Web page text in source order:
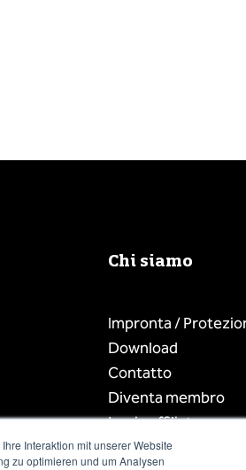
Interaktion mit unserer Website
zu optimieren und um Analysen
Chi siamo
Impronta /
Download
Contatto
Diventa membro
Login affiliato